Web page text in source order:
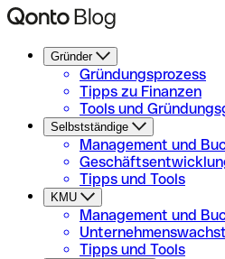
Gründer
Gründungsprozess
Tipps zu Finanzen
Tools und
Selbstständige
Management und
Tipps und Tools
KMU
Management und
Tipps und Tools